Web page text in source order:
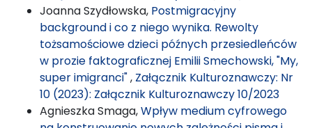
Joanna Szydłowska, Postmigracyjny
background i co z niego wynika. Rewolty
tożsamościowe dzieci późnych przesiedleńców
w prozie faktograficznej Emilii Smechowski, "My,
super imigranci", Załącznik Kulturoznawczy: Nr
10 (2023): Załącznik Kulturoznawczy 10/2023
Agnieszka Smaga,Wpływ medium cyfrowego